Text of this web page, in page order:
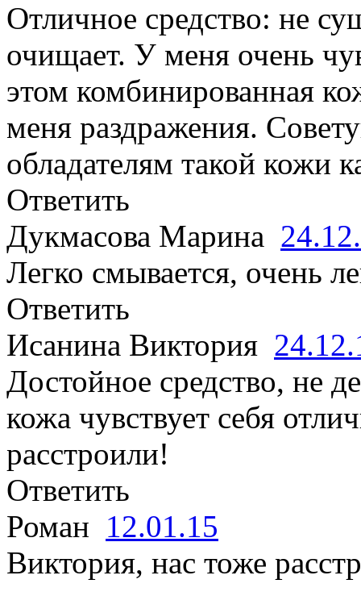
Отличное средство: не
очищает. У меня очень
этом комбинированная
меня раздражения.
обладателям такой кожи
Ответить
Дукмасова Марина
Легко смывается, очень
Ответить
Исанина Виктория
Достойное средство, не
кожа чувствует себя
расстроили!
Ответить
Роман 12.01.15
Виктория, нас тоже